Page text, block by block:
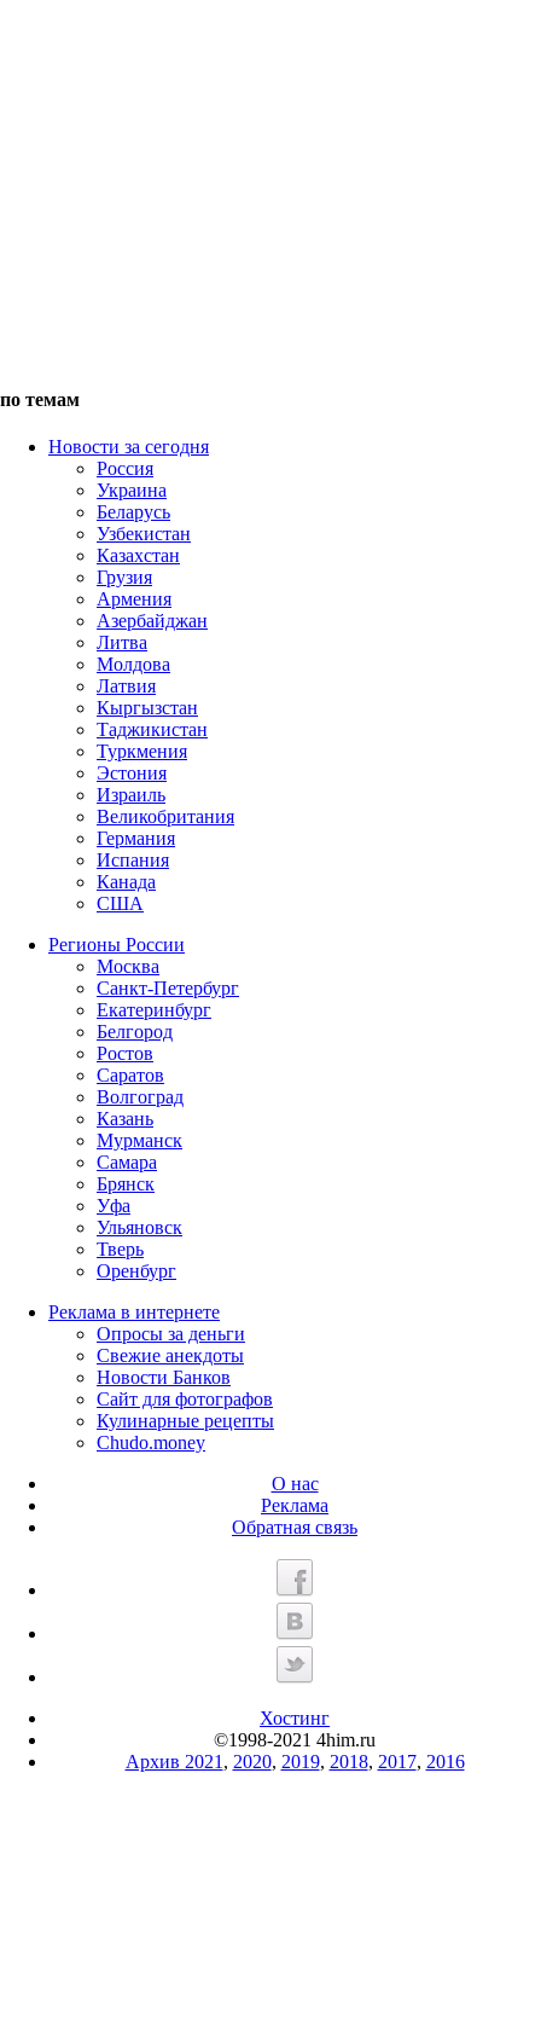
по темам
Новости за сегодня
Россия
Украина
Беларусь
Узбекистан
Казахстан
Грузия
Армения
Азербайджан
Литва
Молдова
Латвия
Кыргызстан
Таджикистан
Туркмения
Эстония
Израиль
Великобритания
Германия
Испания
Канада
США
Регионы России
Москва
Санкт-Петербург
Екатеринбург
Белгород
Ростов
Саратов
Волгоград
Казань
Мурманск
Самара
Брянск
Уфа
Ульяновск
Тверь
Оренбург
Реклама в интернете
Опросы за деньги
Свежие анекдоты
Новости Банков
Сайт для фотографов
Кулинарные рецепты
Chudo.money
О нас
Реклама
Обратная связь
Хостинг
©1998-2021 4him.ru
Архив 2021 , 2020, 2019, 2018, 2017, 2016